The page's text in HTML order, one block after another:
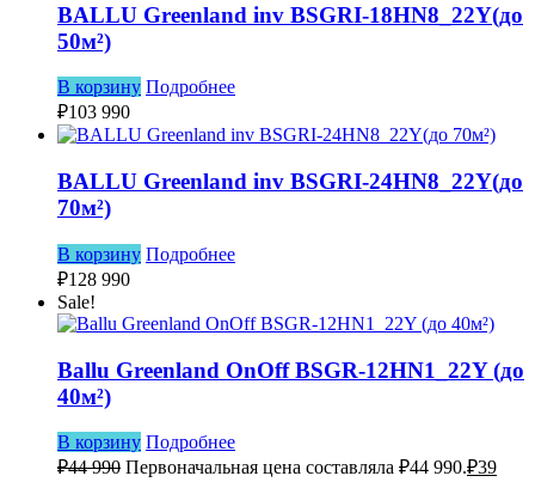
BALLU Greenland inv BSGRI-18HN8_22Y(до
50м²)
В корзину Подробнее
₽103 990
BALLU Greenland inv BSGRI-24HN8_22Y(до
70м²)
В корзину Подробнее
₽128 990
Sale!
Ballu Greenland OnOff BSGR-12HN1_22Y (до
40м²)
В корзину Подробнее
₽44 990 Первоначальная цена составляла ₽44 990.₽39